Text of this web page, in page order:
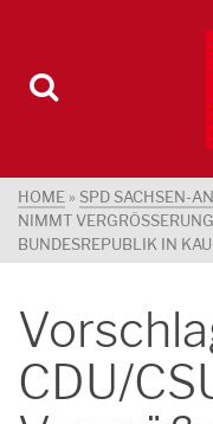
HOME » SPD SACHSEN-
NIMMT
UNDESREPUBLIK IN KAUF
CDU/